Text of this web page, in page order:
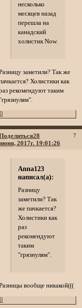
несколько
месяцев назад
перешла на
канадский
холистик Now.
заметили? Так же
Холистики как
рекомендуют таким
0
7
28
2017г. 19:01:26
Anna123
написал(а):
Разницу
заметили? Так
же пачкается?
Холистики как
раз
рекомендуют
таким
"грязнулям".
вообще никакой(((
0